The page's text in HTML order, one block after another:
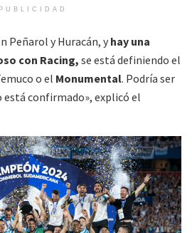
PUBLICIDAD
Peñarol y Huracán, y hay una
con Racing, se está definiendo el
o el Monumental. Podría ser
está confirmado», explicó el